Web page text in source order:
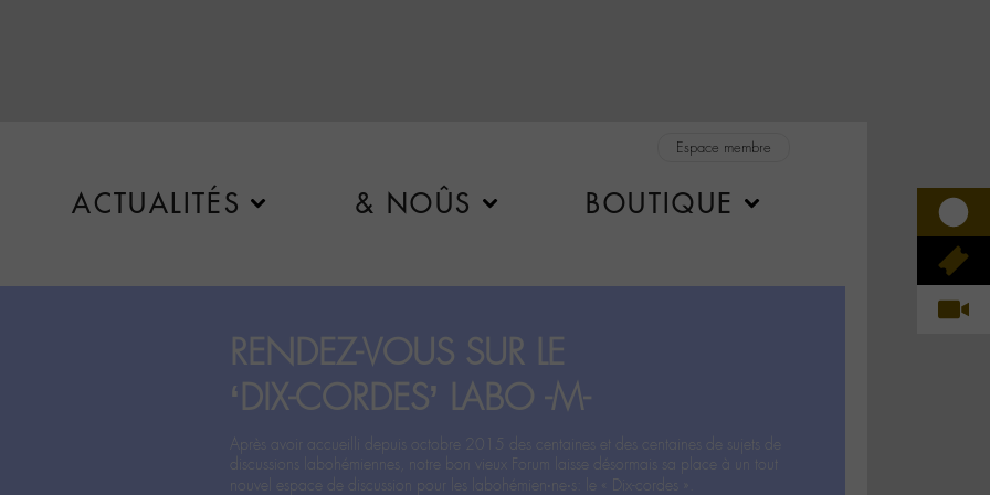
Espace membre
ACTUALITÉS & NOÛS BOUTIQUE
RENDEZ-VOUS SUR LE
‘DIX-CORDES’ LABO -M-
Après avoir accueilli depuis octobre 2015 des centaines et des centaines de sujets de
discussions labohémiennes, notre bon vieux Forum laisse désormais sa place à un tout
nouvel espace de discussion pour les labohémien‧ne‧s: le « Dix-cordes ».